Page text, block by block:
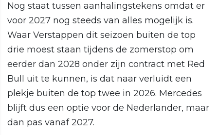
Nog staat tussen aanhalingstekens omdat er
voor 2027 nog steeds van alles mogelijk is.
Waar Verstappen dit seizoen buiten de top
drie moest staan tijdens de zomerstop om
eerder dan 2028 onder zijn contract met Red
Bull uit te kunnen, is dat naar verluidt een
plekje buiten de top twee in 2026. Mercedes
blijft dus een optie voor de Nederlander, maar
dan pas vanaf 2027.